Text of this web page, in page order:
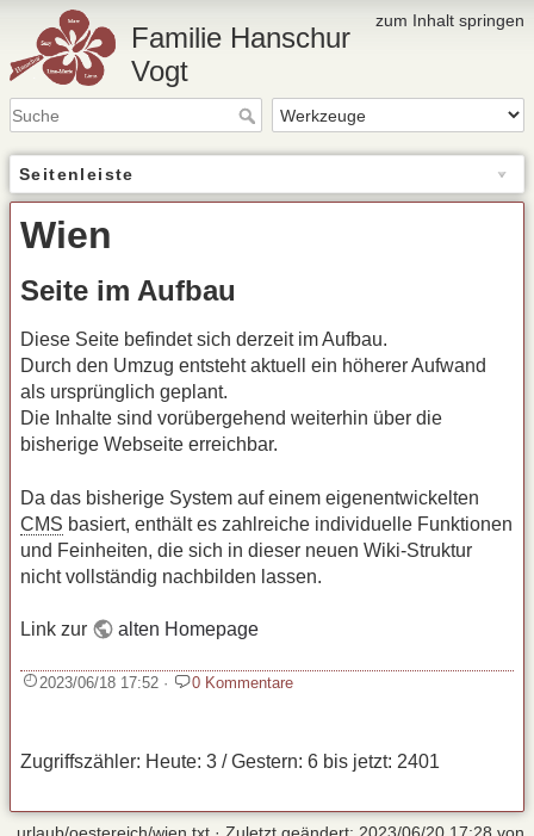
zum Inhalt springen
Familie Hanschur
Vogt
Seitenleiste
Wien
Seite im Aufbau
Diese Seite befindet sich derzeit im Aufbau.
Durch den Umzug entsteht aktuell ein höherer Aufwand
als ursprünglich geplant.
Die Inhalte sind vorübergehend weiterhin über die
bisherige Webseite erreichbar.
Da das bisherige System auf einem eigenentwickelten
CMS basiert, enthält es zahlreiche individuelle Funktionen
und Feinheiten, die sich in dieser neuen Wiki‑Struktur
nicht vollständig nachbilden lassen.
Link zur alten Homepage
2023/06/18 17:52 · 0 Kommentare
Zugriffszähler: Heute: 3 / Gestern: 6 bis jetzt: 2401